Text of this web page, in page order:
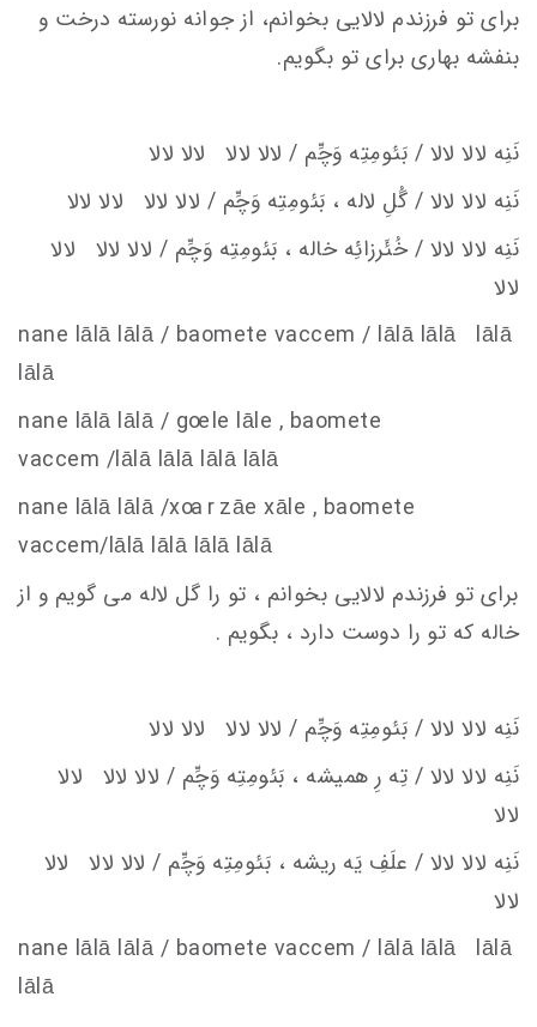
برای تو فرزندم لالایی بخوانم، از جوانه نورسته درخت و
بنفشه بهاری برای تو بگویم.
نَنِه لالا لالا / بَئومِتِه وَچِّم / لالا لالا لالا لالا
نَنِه لالا لالا / گُلِ لاله ، بَئومِتِه وَچِّم / لالا لالا لالا لالا
نَنِه لالا لالا / خُئَرزائِه خاله ، بَئومِتِه وَچِّم / لالا لالا لالا
لالا
nane lālā lālā / baomete vaccem / lālā lālā lālā
lālā
nane lālā lālā / goele lāle , baomete
vaccem /lālā lālā lālā lālā
nane lālā lālā /xoa r zāe xāle , baomete
vaccem/lālā lālā lālā lālā
برای تو فرزندم لالایی بخوانم ، تو را گل لاله می گویم و از
خاله که تو را دوست دارد ، بگویم .
نَنِه لالا لالا / بَئومِتِه وَچِّم / لالا لالا لالا لالا
نَنِه لالا لالا / تِه رِ هميشه ، بَئومِتِه وَچِّم / لالا لالا لالا
لالا
نَنِه لالا لالا / علَفِ يَه ريشه ، بَئومِتِه وَچِّم / لالا لالا لالا
لالا
nane lālā lālā / baomete vaccem / lālā lālā lālā
lālā